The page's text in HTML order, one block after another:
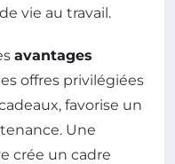
vie au travail.
avantages
offres privilégiées
favorise un
Une
crée un cadre